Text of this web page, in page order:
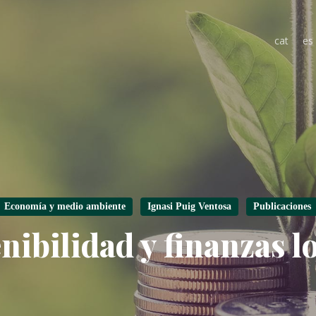
cat es
Economía y medio ambiente Ignasi Puig Ventosa Publicaciones
y finanzas